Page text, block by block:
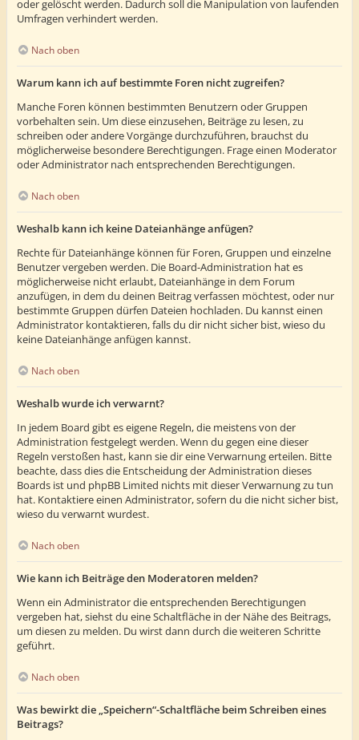
oder gelöscht werden. Dadurch soll die Manipulation von laufenden
Umfragen verhindert werden.
Nach oben
Warum kann ich auf bestimmte Foren nicht zugreifen?
Manche Foren können bestimmten Benutzern oder Gruppen
vorbehalten sein. Um diese einzusehen, Beiträge zu lesen, zu
schreiben oder andere Vorgänge durchzuführen, brauchst du
möglicherweise besondere Berechtigungen. Frage einen Moderator
oder Administrator nach entsprechenden Berechtigungen.
Nach oben
Weshalb kann ich keine Dateianhänge anfügen?
Rechte für Dateianhänge können für Foren, Gruppen und einzelne
Benutzer vergeben werden. Die Board-Administration hat es
möglicherweise nicht erlaubt, Dateianhänge in dem Forum
anzufügen, in dem du deinen Beitrag verfassen möchtest, oder nur
bestimmte Gruppen dürfen Dateien hochladen. Du kannst einen
Administrator kontaktieren, falls du dir nicht sicher bist, wieso du
keine Dateianhänge anfügen kannst.
Nach oben
Weshalb wurde ich verwarnt?
In jedem Board gibt es eigene Regeln, die meistens von der
Administration festgelegt werden. Wenn du gegen eine dieser
Regeln verstoßen hast, kann sie dir eine Verwarnung erteilen. Bitte
beachte, dass dies die Entscheidung der Administration dieses
Boards ist und phpBB Limited nichts mit dieser Verwarnung zu tun
hat. Kontaktiere einen Administrator, sofern du die nicht sicher bist,
wieso du verwarnt wurdest.
Nach oben
Wie kann ich Beiträge den Moderatoren melden?
Wenn ein Administrator die entsprechenden Berechtigungen
vergeben hat, siehst du eine Schaltfläche in der Nähe des Beitrags,
um diesen zu melden. Du wirst dann durch die weiteren Schritte
geführt.
Nach oben
Was bewirkt die „Speichern“-Schaltfläche beim Schreiben eines
Beitrags?